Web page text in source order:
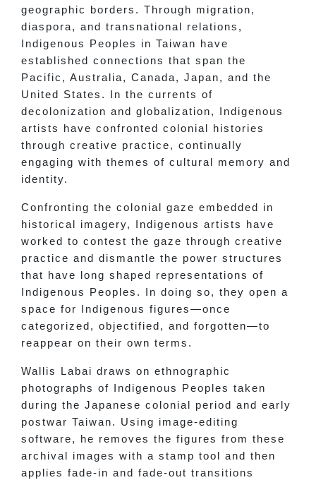
geographic borders. Through migration,
diaspora, and transnational relations,
Indigenous Peoples in Taiwan have
established connections that span the
Pacific, Australia, Canada, Japan, and the
United States. In the currents of
decolonization and globalization, Indigenous
artists have confronted colonial histories
through creative practice, continually
engaging with themes of cultural memory and
identity.
Confronting the colonial gaze embedded in
historical imagery, Indigenous artists have
worked to contest the gaze through creative
practice and dismantle the power structures
that have long shaped representations of
Indigenous Peoples. In doing so, they open a
space for Indigenous figures—once
categorized, objectified, and forgotten—to
reappear on their own terms.
Wallis Labai draws on ethnographic
photographs of Indigenous Peoples taken
during the Japanese colonial period and early
postwar Taiwan. Using image-editing
software, he removes the figures from these
archival images with a stamp tool and then
applies fade-in and fade-out transitions